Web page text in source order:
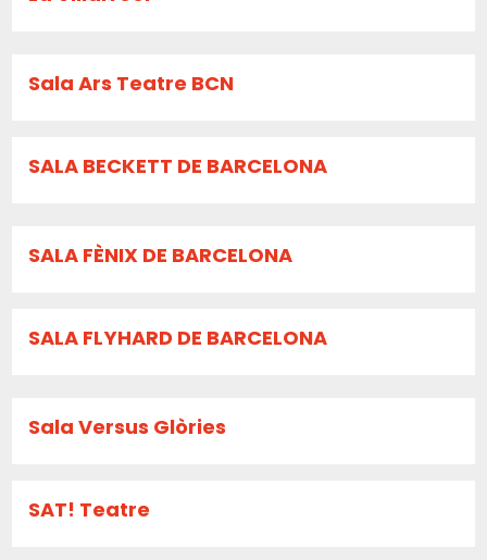
Sala Ars Teatre BCN
SALA BECKETT DE BARCELONA
SALA FÈNIX DE BARCELONA
SALA FLYHARD DE BARCELONA
Sala Versus Glòries
SAT! Teatre